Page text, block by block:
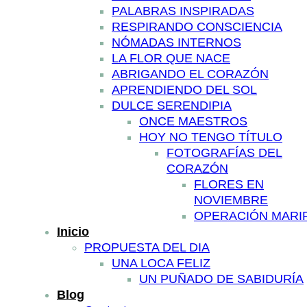
PALABRAS INSPIRADAS
RESPIRANDO CONSCIENCIA
NÓMADAS INTERNOS
LA FLOR QUE NACE
ABRIGANDO EL CORAZÓN
APRENDIENDO DEL SOL
DULCE SERENDIPIA
ONCE MAESTROS
HOY NO TENGO TÍTULO
FOTOGRAFÍAS DEL
CORAZÓN
FLORES EN
NOVIEMBRE
OPERACIÓN
Inicio
PROPUESTA DEL DIA
UNA LOCA FELIZ
UN PUÑADO DE SABIDURÍA
Blog